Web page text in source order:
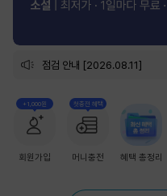
점검 안내 [2026.08.11]
+1,000원
회원가입
첫충전 혜택
머니충전 혜택 총정리